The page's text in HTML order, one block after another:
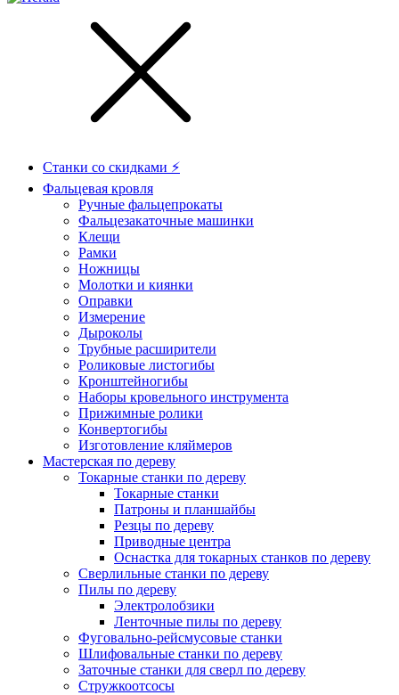
Станки со скидками ⚡
Фальцевая кровля
Ручные фальцепрокаты
Фальцезакаточные машинки
Клещи
Рамки
Ножницы
Молотки и киянки
Оправки
Измерение
Дыроколы
Трубные расширители
Роликовые листогибы
Кронштейногибы
Наборы кровельного инструмента
Прижимные ролики
Конвертогибы
Изготовление кляймеров
Мастерская по дереву
Токарные станки по дереву
Токарные станки
Патроны и планшайбы
Резцы по дереву
Приводные центра
Оснастка для токарных станков по дереву
Сверлильные станки по дереву
Пилы по дереву
Электролобзики
Ленточные пилы по дереву
Фуговально-рейсмусовые станки
Шлифовальные станки по дереву
Заточные станки для сверл по дереву
Стружкоотсосы